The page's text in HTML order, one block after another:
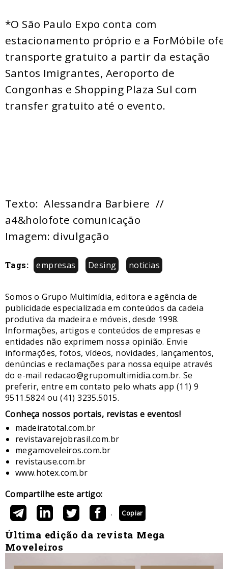
*O São Paulo Expo conta com
estacionamento próprio e a ForMóbile
transporte gratuito a partir da estação
Santos Imigrantes, Aeroporto de
Congonhas e Shopping Plaza Sul com
transfer gratuito até o evento.
Texto: Alessandra Barbiere //
a4&holofote comunicação
Imagem: divulgação
Tags: empresas Desing noticias
Somos o Grupo Multimídia, editora e agência de
publicidade especializada em conteúdos da cadeia
produtiva da madeira e móveis, desde 1998.
Informações, artigos e conteúdos de empresas e
entidades não exprimem nossa opinião. Envie
informações, fotos, vídeos, novidades, lançamentos,
denúncias e reclamações para nossa equipe através
do e-mail redacao@grupomultimidia.com.br. Se
preferir, entre em contato pelo whats app (11) 9
9511.5824 ou (41) 3235.5015.
​Conheça nossos ​portais, revistas e eventos​!
madeiratotal.com.br
revistavarejobrasil.com.br
megamoveleiros.com.br
revistause.com.br
www.hotex.com.br
Compartilhe este artigo:
Copiar
Última edição da revista Mega
Moveleiros